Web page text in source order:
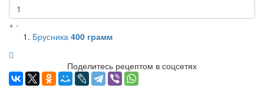
+ -
Брусника 400 грамм
Поделитесь рецептом в соцсетях